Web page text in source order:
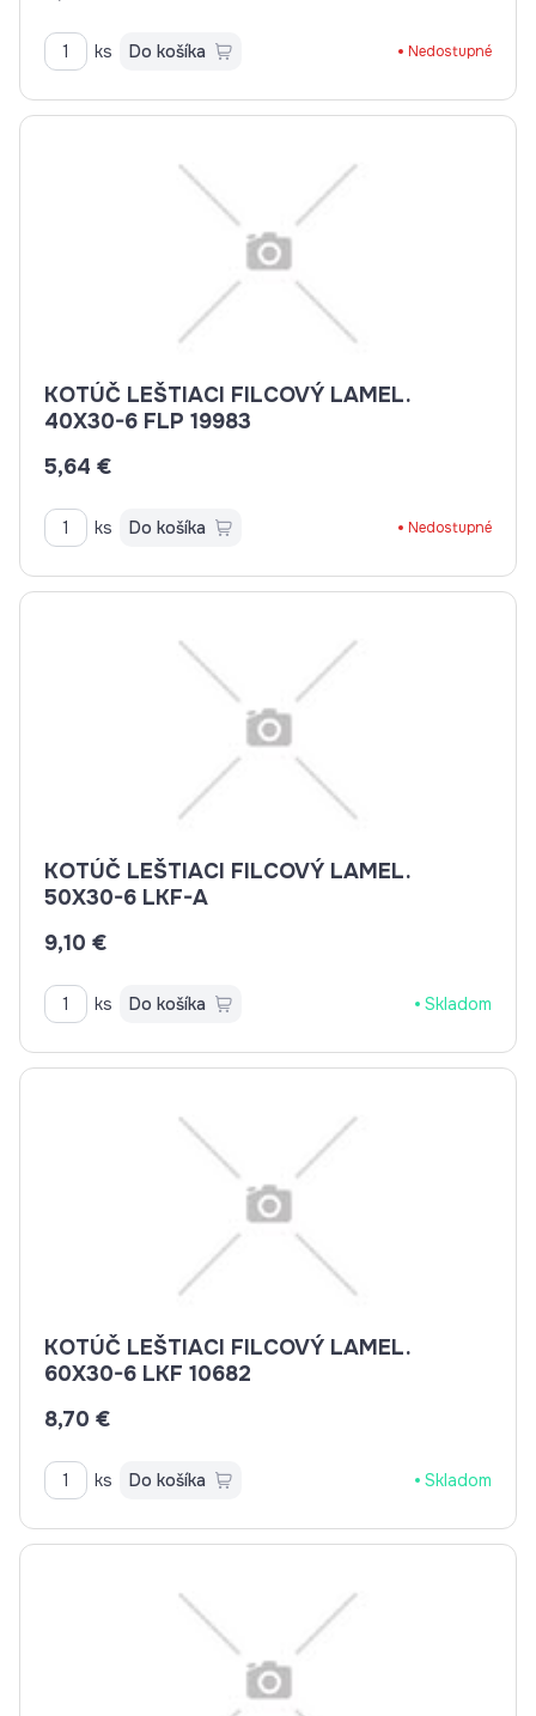
ks Do košíka Nedostupné
KOTÚČ LEŠTIACI FILCOVÝ LAMEL.
40X30-6 FLP 19983
5,64 €
ks Do košíka Nedostupné
KOTÚČ LEŠTIACI FILCOVÝ LAMEL.
50X30-6 LKF-A
9,10 €
ks Do košíka Skladom
KOTÚČ LEŠTIACI FILCOVÝ LAMEL.
60X30-6 LKF 10682
8,70 €
ks Do košíka Skladom